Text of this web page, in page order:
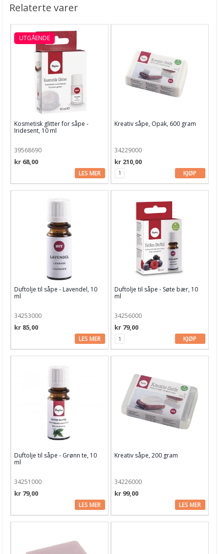
Relaterte varer
UTGÅENDE
Kosmetisk glitter for såpe -
Iridesent, 10 ml
39568690
kr 68,00
LES MER
Kreativ såpe, Opak, 600 gram
34229000
kr 210,00
KJØP
Duftolje til såpe - Lavendel, 10
ml
34253000
kr 85,00
LES MER
Duftolje til såpe - Søte bær, 10
ml
34256000
kr 79,00
KJØP
Duftolje til såpe - Grønn te, 10
ml
34251000
kr 79,00
LES MER
Kreativ såpe, 200 gram
34226000
kr 99,00
LES MER